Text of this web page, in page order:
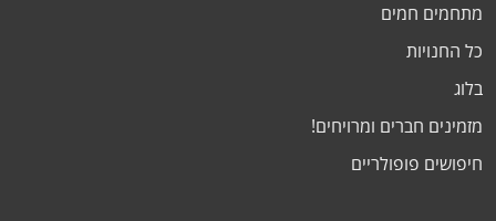
מתחמים חמים
כל החנויות
בלוג
מזמינים חברים ומרויחים!
חיפושים פופולריים